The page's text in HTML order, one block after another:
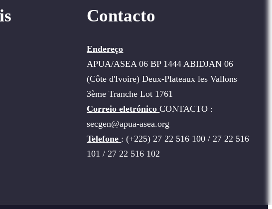
Contacto
Endereço
APUA/ASEA 06 BP 1444 ABIDJAN 06
(Côte d'Ivoire) Deux-Plateaux les Vallons
3ème Tranche Lot 1761
Correio eletrónicoCONTACTO :
secgen@apua-asea.org
Telefone : (+225) 27 22 516 100 / 27 22 516
101 / 27 22 516 102